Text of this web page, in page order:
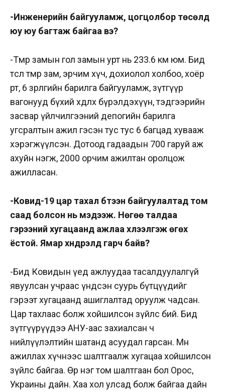
-Инженерийн байгууламж, цогцолбор төсөлд
юу юу багтаж байгаа вэ?
-Төмөр замын гол замын урт нь 233.6 км юм. Бид
төслөө төмөр зам, эрчим хүч, дохиолол холбоо, хоёр
өртөө, 6 зөрлөгийн барилга байгууламж, зүтгүүр
вагонууд бүхий хөдлөх бүрэлдэхүүн, тэдгээрийн
засвар үйлчилгээний депогийн барилга
угсралтын ажил гэсэн тус тус 6 багцад хувааж
хэрэгжүүлсэн. Дотоод гадаадын 700 гаруй аж
ахуйн нэгж, 2000 орчим ажилтан оролцож
ажилласан.
-Ковид-19 цар тахал бүтээн байгуулалтад том
саад болсон нь мэдээж. Нөгөө талдаа
гэрээний хугацаанд ажлаа хүлээлгэж өгөх
ёстой. Ямар хүндрэлүүд гарч байв?
-Бид Ковидын үед ажлуудаа тасалдуулалгүй
явуулсан учраас үндсэн суурь бүтцүүдийг
гэрээт хугацаанд ашиглалтад оруулж чадсан.
Цар тахлаас болж хойшилсон зүйлс бий. Бид
зүтгүүрүүдээ АНУ-аас захиалсан ч
нийлүүлэлтийн шатанд асуудал гарсан. Мөн
ажиллах хүчнээс шалтгаалж хугацаа хойшилсон
зүйлс байгаа. Өөр нэг том шалтгаан бол Орос,
Украины дайн. Хаа хол улсад болж байгаа дайн